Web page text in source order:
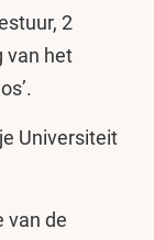
2
van het
Universiteit
van de